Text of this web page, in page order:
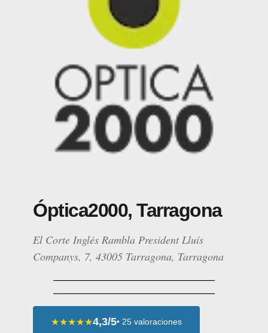
Óptica2000, Tarragona
El Corte Inglés Rambla President Lluís
Companys, 7, 43005 Tarragona, Tarragona
★★★★★4,3/5• 25 valoraciones